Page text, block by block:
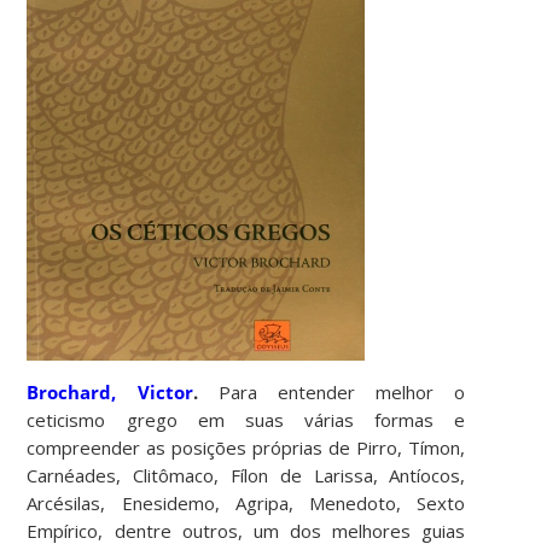
Brochard, Victor.Para entender melhor o
ceticismo grego em suas várias formas e
compreender as posições próprias de Pirro, Tímon,
Carnéades, Clitômaco, Fílon de Larissa, Antíocos,
Arcésilas, Enesidemo, Agripa, Menedoto, Sexto
Empírico, dentre outros, um dos melhores guias